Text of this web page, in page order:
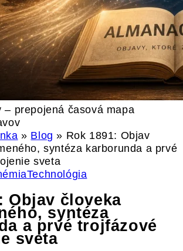
– prepojená časová mapa
» Blog » Rok 1891: Objav
syntéza karborunda a prvé
sveta
Technológia
Objav človeka
syntéza
a prvé trojfázové
sveta